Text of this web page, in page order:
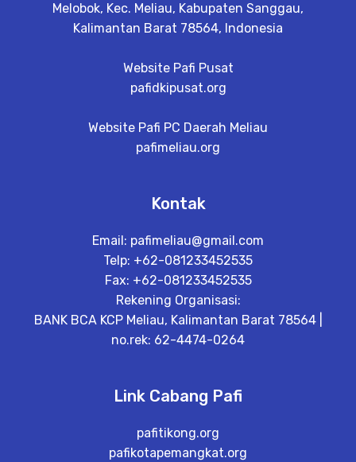
Melobok, Kec. Meliau, Kabupaten Sanggau,
Kalimantan Barat 78564, Indonesia
Website Pafi Pusat
pafidkipusat.org
Website Pafi PC Daerah Meliau
pafimeliau.org
Kontak
Email: pafimeliau@gmail.com
Telp: +62-081233452535
Fax: +62-081233452535
Rekening Organisasi:
BANK BCA KCP Meliau, Kalimantan Barat 78564 |
no.rek: 62-4474-0264
Link Cabang Pafi
pafitikong.org
pafikotapemangkat.org